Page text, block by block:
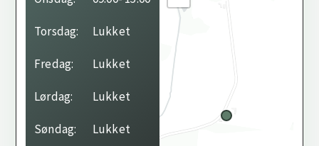
Torsdag: Lukket
Fredag: Lukket
Lørdag: Lukket
Søndag: Lukket